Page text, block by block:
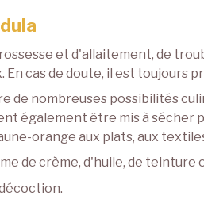
et d'allaitement, de
cas de doute, il est toujours
de nombreuses possibilités
également être mis à
orange aux plats, aux
de crème, d'huile, de teinture